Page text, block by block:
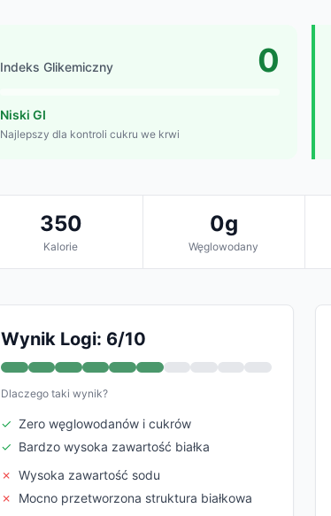
Indeks Glikemiczny 0
Niski GI
Najlepszy dla kontroli cukru we krwi
350
Kalorie
0g
Węglowodany
Wynik Logi: 6/10
Dlaczego taki wynik?
✓ Zero węglowodanów i cukrów
✓ Bardzo wysoka zawartość białka
✗ Wysoka zawartość sodu
✗
Mocno przetworzona struktura białkowa